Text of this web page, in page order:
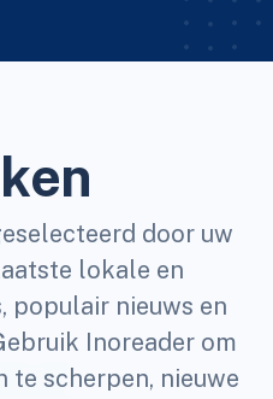
door uw
lokale en
populair nieuws en
Inoreader om
te scherpen, nieuwe